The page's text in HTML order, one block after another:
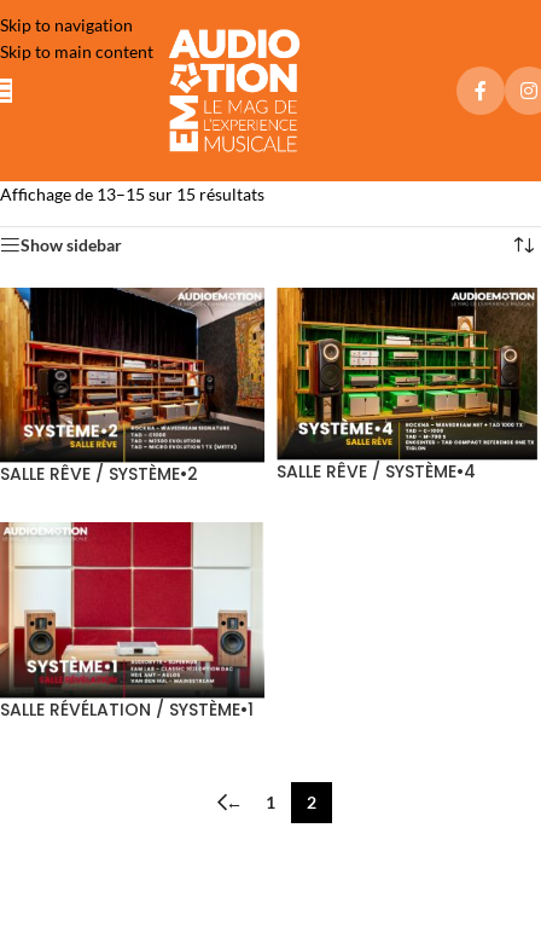
Skip to navigation
Skip to main content
Affichage de 13–15 sur 15 résultats
Show sidebar
SALLE RÊVE / SYSTÈME•2 SALLE RÊVE / SYSTÈME•4
SALLE RÉVÉLATION / SYSTÈME•1
← 1 2